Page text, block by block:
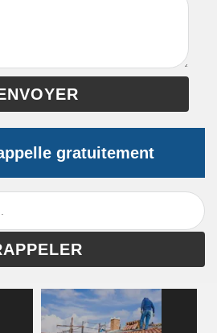
gratuitement